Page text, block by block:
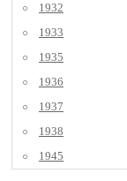
1932
1933
1935
1936
1937
1938
1945